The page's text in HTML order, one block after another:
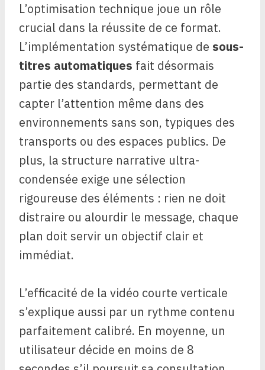
L’optimisation technique joue un rôle
crucial dans la réussite de ce format.
L’implémentation systématique de sous-
titres automatiques fait désormais
partie des standards, permettant de
capter l’attention même dans des
environnements sans son, typiques des
transports ou des espaces publics. De
plus, la structure narrative ultra-
condensée exige une sélection
rigoureuse des éléments : rien ne doit
distraire ou alourdir le message, chaque
plan doit servir un objectif clair et
immédiat.
L’efficacité de la vidéo courte verticale
s’explique aussi par un rythme contenu
parfaitement calibré. En moyenne, un
utilisateur décide en moins de 8